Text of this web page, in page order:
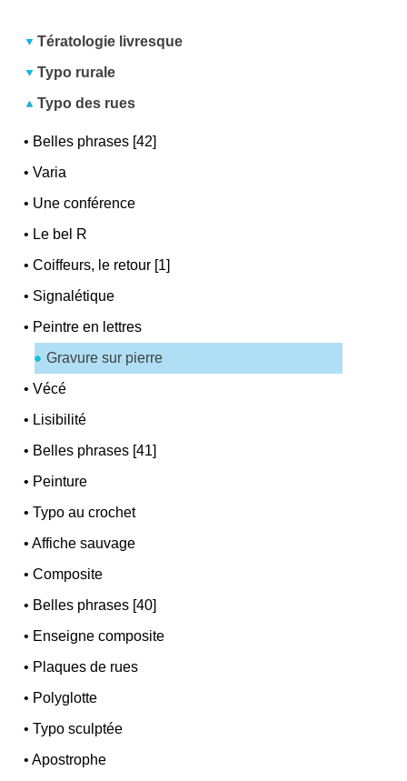
Tératologie livresque
Typo rurale
Typo des rues
• Belles phrases [42]
•Varia
• Une conférence
• Le bel R
•Coiffeurs, le retour [1]
• Signalétique
• Peintre en lettres
Gravure sur pierre
•Vécé
• Lisibilité
• Belles phrases [41]
• Peinture
•Typo au crochet
•Affiche sauvage
•Composite
• Belles phrases [40]
• Enseigne composite
• Plaques de rues
• Polyglotte
•Typo sculptée
•Apostrophe